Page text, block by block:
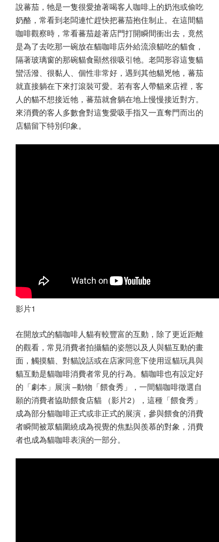
說蕃茄，牠是一隻很愛搶著喝客人咖啡上的奶泡或偷吃
奶酪，常看到老闆連忙趕快把蕃茄抱住制止。在這間貓
咖啡觀察時，常看蕃茄趁著店門打開瞬間衝出去，竟然
是為了去吃那一碗放在貓咖啡店外給流浪貓吃的貓食，
隔著玻璃窗的那碗貓食顯然很吸引牠。老闆形容這隻貓
蠻活潑、很黏人、個性非常好，遇到其他貓兇牠，蕃茄
就直接躺在下來打滾裝可愛。若有客人帶貓來店裡，客
人的貓不想接近牠，蕃茄就會躺在地上慢慢接近對方。
來消費的客人多數會對這隻愛吸手指又一直奪門而出的
店貓留下特別印象。
影片1
在開放式的貓咖啡人貓有較豐富的互動，除了更近距離
的觀看，常見消費者拍攝貓的姿態以及人與貓互動的畫
面，觸摸貓、對貓說話或在店家同意下使用逗貓玩具與
貓互動是貓咖啡消費者常見的行為。貓咖啡也有設定好
的「劇本」展演 –動物「餵食秀」，一間貓咖啡徵選自
願的消費者協助餵食店貓 （影片2），這種「餵食秀」
成為部分貓咖啡正式或非正式的展演，參與餵食的消費
者瞬間被眾貓圍繞成為視覺的焦點與羨慕的對象，消費
者也成為貓咖啡表演的一部分。